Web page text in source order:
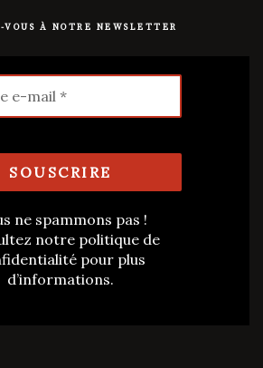
VOUS À NOTRE NEWSLETTER
ne spammons pas !
notre politique de
pour plus
d’informations.